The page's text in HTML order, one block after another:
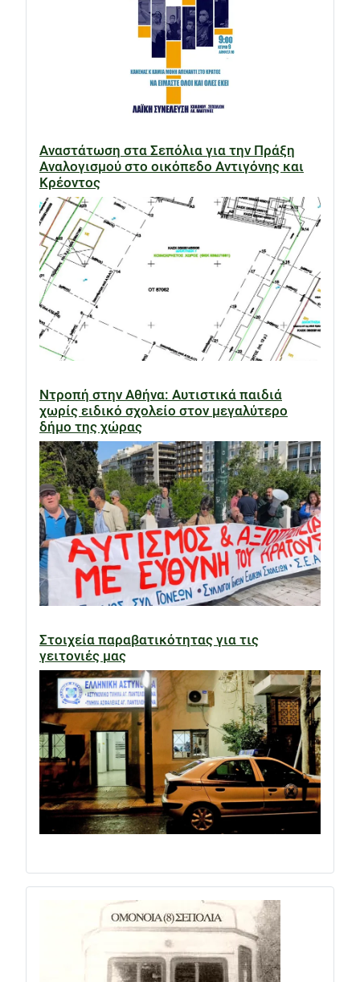
Αναστάτωση στα Σεπόλια για την Πράξη
Αναλογισμού στο οικόπεδο Αντιγόνης και
Κρέοντος
Ντροπή στην Αθήνα: Αυτιστικά παιδιά
χωρίς ειδικό σχολείο στον μεγαλύτερο
δήμο της χώρας
Στοιχεία παραβατικότητας για τις
γειτονιές μας